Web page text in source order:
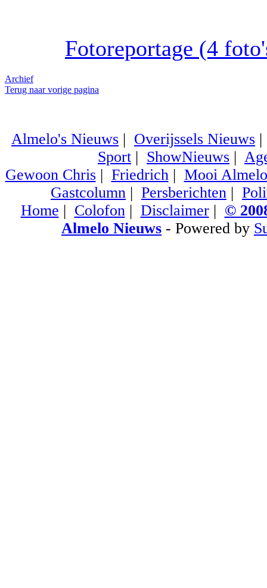
Fotoreportage (4
Archief
Terug naar vorige pagina
Almelo's Nieuws | Overijssels Nieuws
Sport | ShowNieuws |
Gewoon Chris| Friedrich| Mooi Almelo
Gastcolumn | Persberichten |
Home | Colofon| Disclaimer| ©
Almelo Nieuws - Powered by